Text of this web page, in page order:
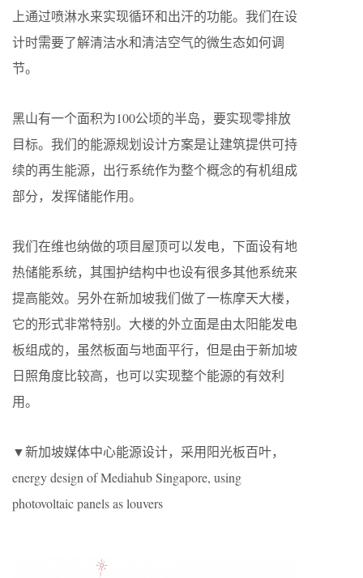
上通过喷淋水来实现循环和出汗的功能。我们在设
计时需要了解清洁水和清洁空气的微生态如何调
节。
黑山有一个面积为100公顷的半岛，要实现零排放
目标。我们的能源规划设计方案是让建筑提供可持
续的再生能源，出行系统作为整个概念的有机组成
部分，发挥储能作用。
我们在维也纳做的项目屋顶可以发电，下面设有地
热储能系统，其围护结构中也设有很多其他系统来
提高能效。另外在新加坡我们做了一栋摩天大楼，
它的形式非常特别。大楼的外立面是由太阳能发电
板组成的，虽然板面与地面平行，但是由于新加坡
日照角度比较高，也可以实现整个能源的有效利
用。
▼新加坡媒体中心能源设计，采用阳光板百叶，
energy design of Mediahub Singapore, using
photovoltaic panels as louvers